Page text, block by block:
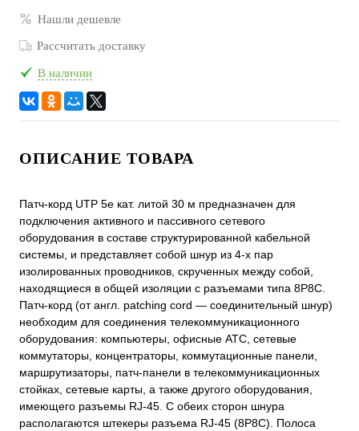
Нашли дешевле
Рассчитать доставку
В наличии
ОПИСАНИЕ ТОВАРА
Патч-корд UTP 5e кат. литой 30 м предназначен для
подключения активного и пассивного сетевого
оборудования в составе структурированной кабельной
системы, и представляет собой шнур из 4-х пар
изолированных проводников, скрученных между собой,
находящиеся в общей изоляции с разъемами типа 8P8C.
Патч-корд (от англ. patching cord — соединительный шнур)
необходим для соединения телекоммуникационного
оборудования: компьютеры, офисные АТС, сетевые
коммутаторы, концентраторы, коммутационные панели,
маршрутизаторы, патч-панели в телекоммуникационных
стойках, сетевые карты, а также другого оборудования,
имеющего разъемы RJ-45. С обеих сторон шнура
располагаются штекеры разъема RJ-45 (8P8C). Полоса